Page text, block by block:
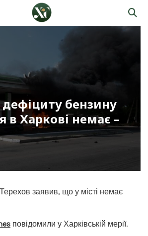
бензину
в Харкові немає –
заявив, що у місті немає
повідомили у Харківській мерії.